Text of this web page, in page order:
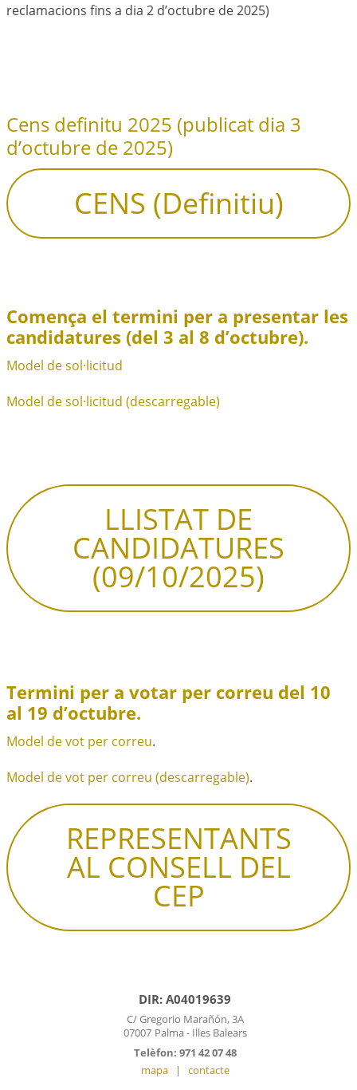
reclamacions fins a dia 2 d’octubre de 2025)
Cens definitu 2025 (publicat dia 3
d’octubre de 2025)
CENS (Definitiu)
Comença el termini per a presentar les
candidatures (del 3 al 8 d’octubre).
Model de sol·licitud
Model de sol·licitud (descarregable)
LLISTAT DE
CANDIDATURES
(09/10/2025)
Termini per a votar per correu del 10
al 19 d’octubre.
Model de vot per correu.
Model de vot per correu (descarregable).
REPRESENTANTS
AL CONSELL DEL
CEP
DIR: A04019639
C/ Gregorio Marañón, 3A
07007 Palma - Illes Balears
Telèfon: 971 42 07 48
mapa
| contacte